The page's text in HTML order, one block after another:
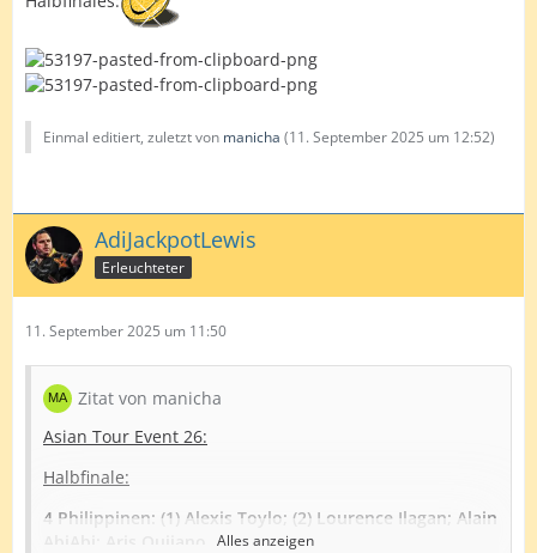
Einmal editiert, zuletzt von manicha (11. September 2025 um 12:52)
AdiJackpotLewis
Erleuchteter
11. September 2025 um 11:50
Zitat von manicha
Asian Tour Event 26:
Halbfinale:
4 Philippinen: (1) Alexis Toylo; (2) Lourence Ilagan; Alain
Alles anzeigen